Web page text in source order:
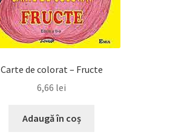
Carte de colorat – Fructe
6,66 lei
Adaugă în coș